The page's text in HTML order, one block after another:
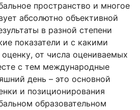
пространство и многое
абсолютно объективной
в разной степени
показатели и с какими
от числа оцениваемых
с тем международные
день – это основной
и позиционирования
образовательном